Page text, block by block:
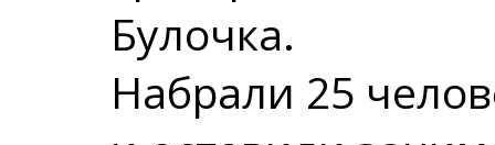
Булочка.
Набрали 25